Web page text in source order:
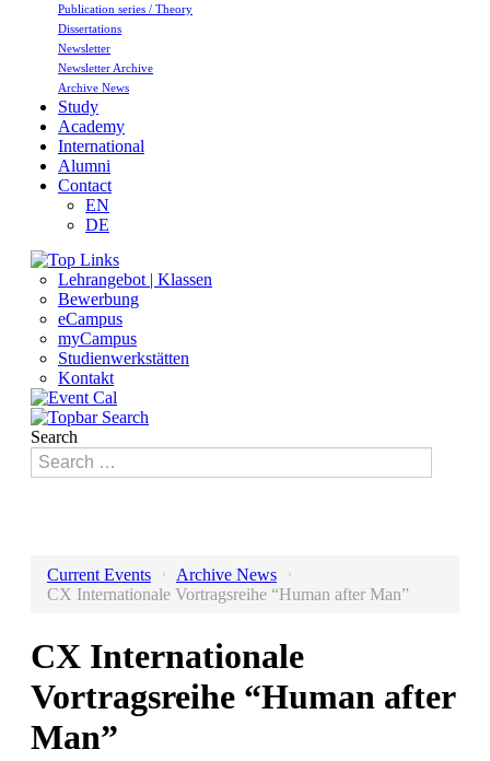
Publication series / Theory
Dissertations
Newsletter
Newsletter Archive
Archive News
Study
Academy
International
Alumni
Contact
EN
DE
Lehrangebot | Klassen
Bewerbung
eCampus
myCampus
Studienwerkstätten
Kontakt
Search
Current Events › Archive News ›
CX Internationale Vortragsreihe “Human after Man”
CX Internationale
Vortragsreihe “Human after
Man”